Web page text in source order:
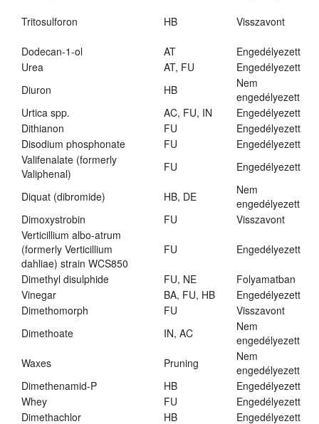
Tritosulforon HB Visszavont
Dodecan-1-ol AT
Engedélyezett
Urea
AT, FU
Engedélyezett
Diuron
HB
Nem
engedélyezett
Urtica spp.
AC, FU, IN
Engedélyezett
Dithianon
FU
Engedélyezett
Disodium phosphonate
FU
Engedélyezett
Valifenalate (formerly
Valiphenal)
FU Engedélyezett
Diquat (dibromide) HB, DE
Nem
engedélyezett
Dimoxystrobin
FU
Visszavont
Verticillium albo-atrum
(formerly Verticillium
dahliae) strain WCS850
FU Engedélyezett
Dimethyl disulphide FU, NE
Folyamatban
Vinegar
BA, FU, HB
Engedélyezett
Dimethomorph
FU
Visszavont
Dimethoate
IN, AC
Nem
engedélyezett
Waxes
Pruning
Nem
engedélyezett
Dimethenamid-P
HB
Engedélyezett
Whey
FU
Engedélyezett
Dimethachlor
HB Engedélyezett